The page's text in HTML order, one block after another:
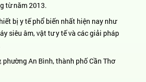
từ năm 2013.
bị y tế phổ biến nhất hiện nay như
siêu âm, vật tư y tế và các giải pháp
phường An Bình, thành phố Cần Thơ